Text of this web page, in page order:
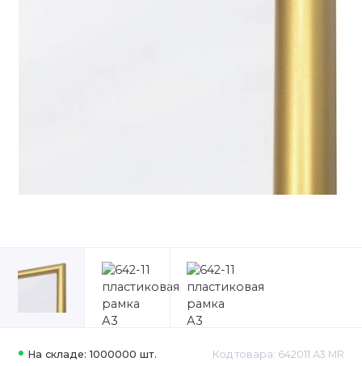
На складе: 1000000 шт. Код товара: 642011 А3 MR